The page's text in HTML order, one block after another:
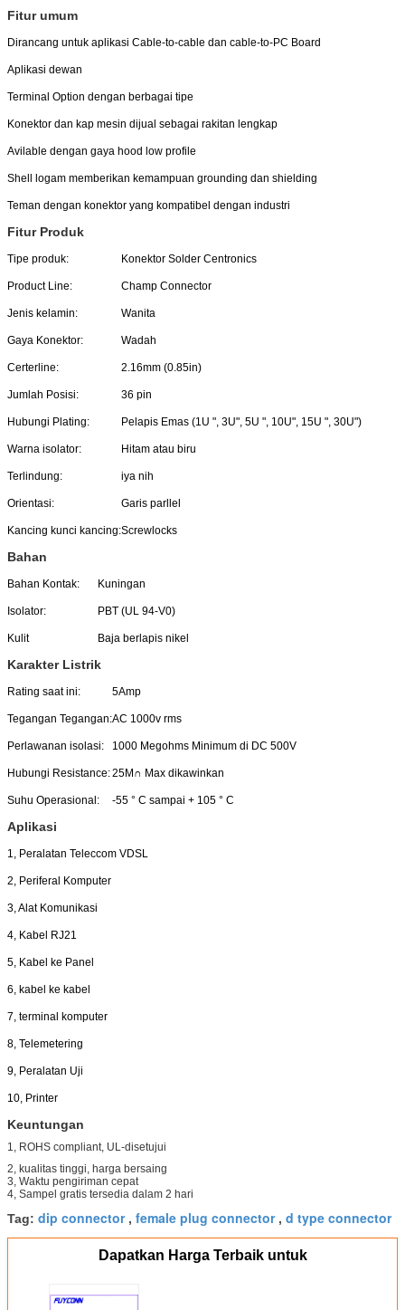
Fitur umum
Dirancang untuk aplikasi Cable-to-cable dan cable-to-PC Board
Aplikasi dewan
Terminal Option dengan berbagai tipe
Konektor dan kap mesin dijual sebagai rakitan lengkap
Avilable dengan gaya hood low profile
Shell logam memberikan kemampuan grounding dan shielding
Teman dengan konektor yang kompatibel dengan industri
Fitur Produk
Tipe produk: Konektor Solder Centronics
Product Line: Champ Connector
Jenis kelamin: Wanita
Gaya Konektor: Wadah
Certerline: 2.16mm (0.85in)
Jumlah Posisi: 36 pin
Hubungi Plating: Pelapis Emas (1U ", 3U", 5U ", 10U", 15U ", 30U")
Warna isolator: Hitam atau biru
Terlindung: iya nih
Orientasi: Garis parllel
Kancing kunci kancing:Screwlocks
Bahan
Bahan Kontak: Kuningan
Isolator: PBT (UL 94-V0)
Kulit Baja berlapis nikel
Karakter Listrik
Rating saat ini: 5Amp
Tegangan Tegangan:AC 1000v rms
Perlawanan isolasi: 1000 Megohms Minimum di DC 500V
Hubungi Resistance:25M∩ Max dikawinkan
Suhu Operasional: -55 ° C sampai + 105 ° C
Aplikasi
1, Peralatan Teleccom VDSL
2, Periferal Komputer
3, Alat Komunikasi
4, Kabel RJ21
5, Kabel ke Panel
6, kabel ke kabel
7, terminal komputer
8, Telemetering
9, Peralatan Uji
10, Printer
Keuntungan
1, ROHS compliant, UL-disetujui
2, kualitas tinggi, harga bersaing
3, Waktu pengiriman cepat
4, Sampel gratis tersedia dalam 2 hari
Tag: dip connector, female plug connector, d type connector
Dapatkan Harga Terbaik untuk